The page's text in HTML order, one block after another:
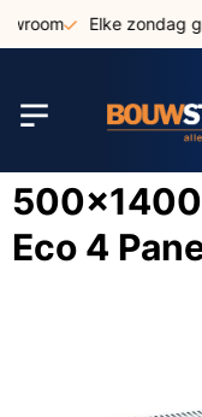
naar
Elke zondag
500x1400
Eco 4